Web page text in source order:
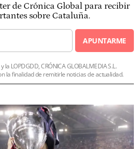
de Crónica Global para recibir
sobre Cataluña.
APUNTARME
LOPDGDD, CRÓNICA GLOBALMEDIA S.L.
la finalidad de remitirle noticias de actualidad.